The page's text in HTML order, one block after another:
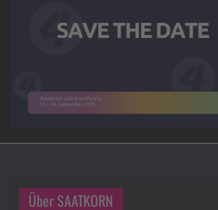
Über SAATKORN